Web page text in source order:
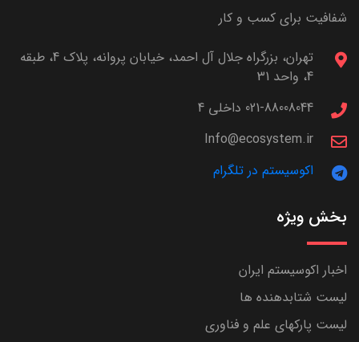
شفافیت برای کسب و کار
تهران، بزرگراه جلال آل احمد، خیابان پروانه، پلاک 4، طبقه
4، واحد 31
021-88008044 داخلی 4
Info@ecosystem.ir
اکوسیستم در تلگرام
بخش ویژه
اخبار اکوسیستم ایران
لیست شتابدهنده ها
لیست پارکهای علم و فناوری